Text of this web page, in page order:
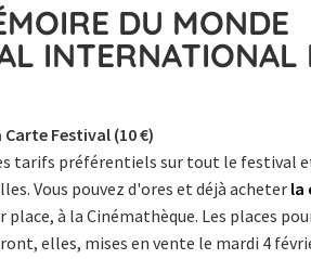
DU MONDE
INTERNATIONAL
Carte Festival (10 €)
tarifs préférentiels sur tout le festival
Vous pouvez d'ores et déjà acheter la
place, à la Cinémathèque. Les places
elles, mises en vente le mardi 4